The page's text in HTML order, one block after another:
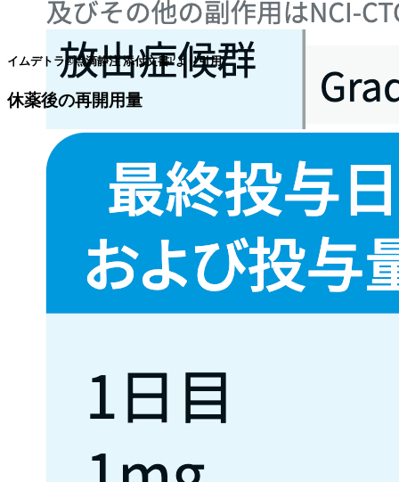
イムデトラ®点滴静注 添付文書¹⁾より引用
休薬後の再開用量